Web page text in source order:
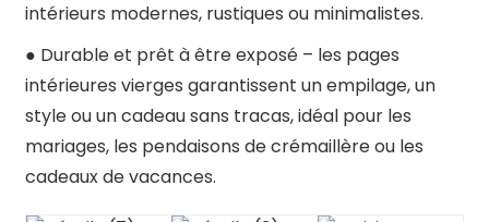
intérieurs modernes, rustiques ou minimalistes.
● Durable et prêt à être exposé – les pages
intérieures vierges garantissent un empilage, un
style ou un cadeau sans tracas, idéal pour les
mariages, les pendaisons de crémaillère ou les
cadeaux de vacances.